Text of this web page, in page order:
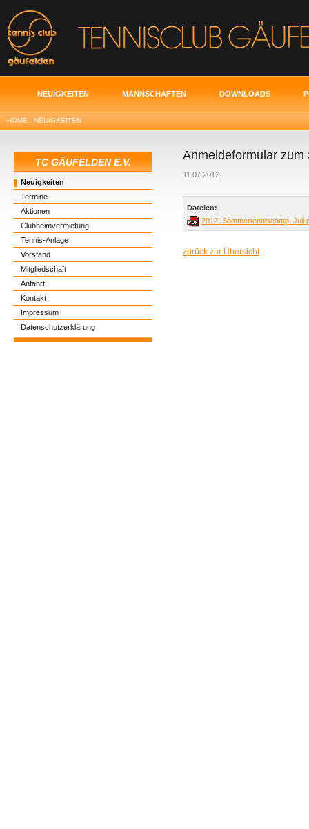
NEUIGKEITEN MANNSCHAFTEN DOWNLOADS
HOME NEUIGKEITEN
TC GÄUFELDEN E.V.
Neuigkeiten
Termine
Aktionen
Clubheimvermietung
Tennis-Anlage
Vorstand
Mitgliedschaft
Anfahrt
Kontakt
Impressum
Datenschutzerklärung
Anmeldeformular
11.07.2012
Dateien:
zurück zur Übersicht